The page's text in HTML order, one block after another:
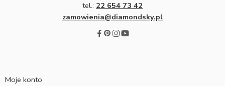
tel.: 22 654 73 42
zamowienia@diamondsky.pl
Moje konto